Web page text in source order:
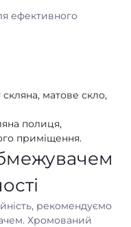
ефективного
матове скло,
полиця,
приміщення.
рекомендуємо
Хромований